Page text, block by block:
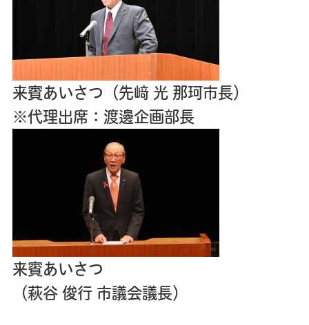
来賓あいさつ（先﨑 光 那珂市長）
※代理出席：渡邊企画部長
来賓あいさつ
（萩谷 俊行 市議会議長）